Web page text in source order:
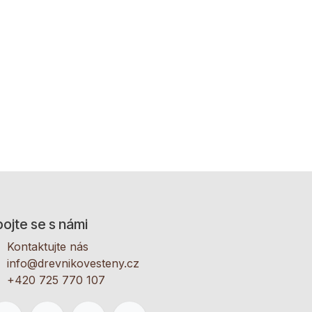
se s námi
Kontaktujte nás
info@drevnikovesteny.cz
+420 725 770 107